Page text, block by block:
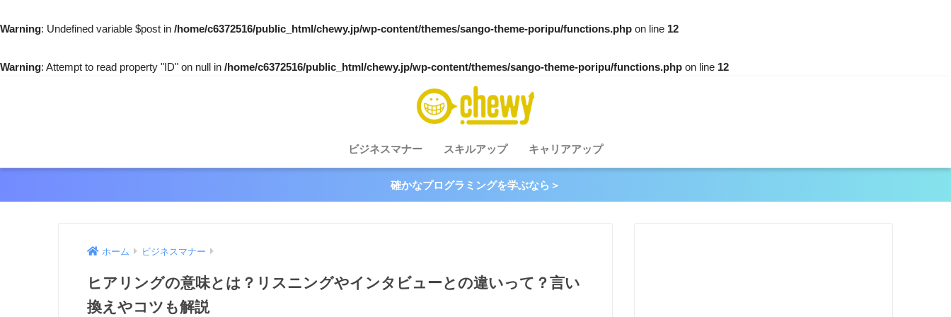
Warning: Undefined variable $post in /home/c6372516/public_html/chewy.jp/wp-content/themes/sango-theme-poripu/functions.php on line 12
Warning: Attempt to read property "ID" on null in /home/c6372516/public_html/chewy.jp/wp-content/themes/sango-theme-poripu/functions.php on line 12
ビジネスマナー スキルアップ キャリアアップ
確かなプログラミングを学ぶなら＞
ホーム ビジネスマナー
ヒアリングの意味とは？リスニングやインタビューとの違いって？言い
換えやコツも解説